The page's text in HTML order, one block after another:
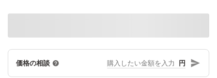
価格の相談 円